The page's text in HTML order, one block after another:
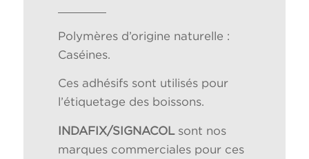
Polymères d’origine naturelle :
Caséines.
Ces adhésifs sont utilisés pour
l’étiquetage des boissons.
INDAFIX/SIGNACOL
sont nos
marques commerciales pour ces